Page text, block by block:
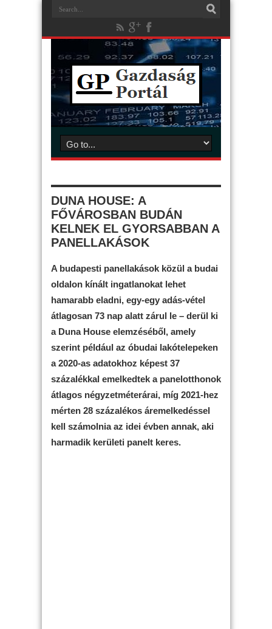
DUNA HOUSE: A
FŐVÁROSBAN BUDÁN
KELNEK EL GYORSABBAN A
PANELLAKÁSOK
A budapesti panellakások közül a budai
oldalon kínált ingatlanokat lehet
hamarabb eladni, egy-egy adás-vétel
átlagosan 73 nap alatt zárul le – derül ki
a Duna House elemzéséből, amely
szerint például az óbudai lakótelepeken
a 2020-as adatokhoz képest 37
százalékkal emelkedtek a panelotthonok
átlagos négyzetméterárai, míg 2021-hez
mérten 28 százalékos áremelkedéssel
kell számolnia az idei évben annak, aki
harmadik kerületi panelt keres.